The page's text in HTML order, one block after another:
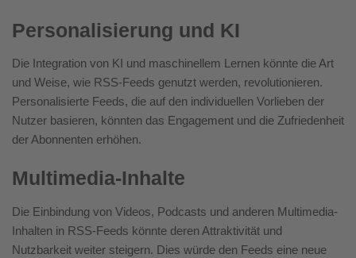
Personalisierung und KI
Die Integration von KI und maschinellem Lernen könnte die Art
und Weise, wie RSS-Feeds genutzt werden, revolutionieren.
Personalisierte Feeds, die auf den individuellen Vorlieben der
Nutzer basieren, könnten das Engagement und die Zufriedenheit
der Abonnenten erhöhen.
Multimedia-Inhalte
Die Einbindung von Videos, Podcasts und anderen Multimedia-
Inhalten in RSS-Feeds könnte deren Attraktivität und
Nutzbarkeit weiter steigern. Dies würde den Feeds eine neue